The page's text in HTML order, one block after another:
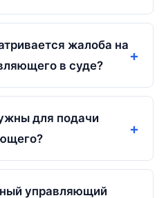
жалоба на
в суде?
для подачи
управляющий